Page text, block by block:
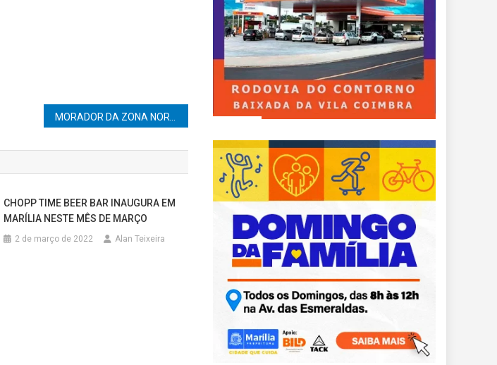
CHOPP TIME BEER BAR INAUGURA EM
MARÍLIA NESTE MÊS DE MARÇO
2 de março de 2022 Alan Teixeira